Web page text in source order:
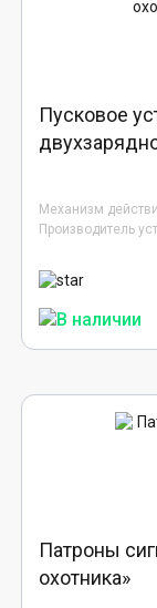
Пусковое
Механизм
Производитель
Патроны
охотника»